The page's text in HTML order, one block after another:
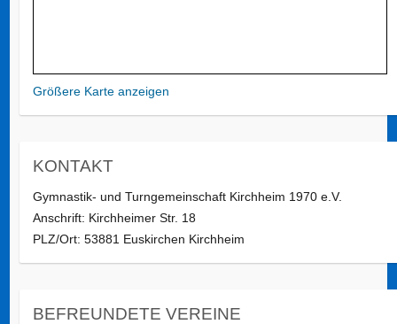
Größere Karte anzeigen
KONTAKT
Gymnastik- und Turngemeinschaft Kirchheim 1970 e.V.
Anschrift: Kirchheimer Str. 18
PLZ/Ort: 53881 Euskirchen Kirchheim
BEFREUNDETE VEREINE